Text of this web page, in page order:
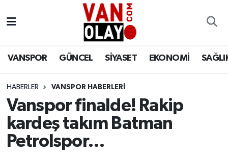
VANSPOR GÜNCEL SİYASET EKONOMİ
HABERLER VANSPOR HABERLERİ
Vanspor finalde! Rakip
kardeş takım Batman
Petrolspor…
Siyaset
Ekonomi
Sağlık
Van Nöbetçi Eczaneler
Van Namaz Vakitleri
Van Trafik Yoğunluk Haritası
Süper Lig Puan Durumu ve Fikstür